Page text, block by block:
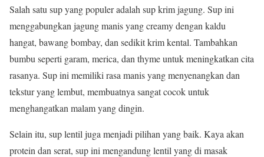
Salah satu sup yang populer adalah sup krim jagung. Sup ini
menggabungkan jagung manis yang creamy dengan kaldu
hangat, bawang bombay, dan sedikit krim kental. Tambahkan
bumbu seperti garam, merica, dan thyme untuk meningkatkan cita
rasanya. Sup ini memiliki rasa manis yang menyenangkan dan
tekstur yang lembut, membuatnya sangat cocok untuk
menghangatkan malam yang dingin.
Selain itu, sup lentil juga menjadi pilihan yang baik. Kaya akan
protein dan serat, sup ini mengandung lentil yang di masak